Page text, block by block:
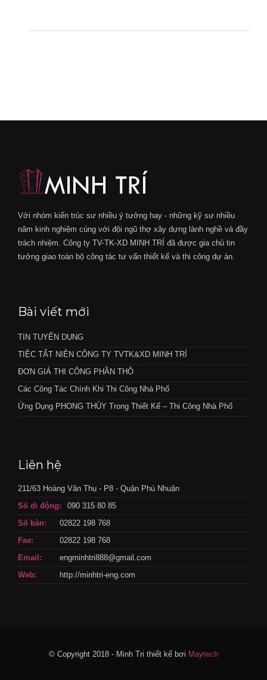
Với nhóm kiến trúc sư nhiều ý tưởng hay - những kỹ sư nhiều
năm kinh nghiệm cùng với đội ngũ thợ xây dựng lành nghề và đầy
trách nhiệm. Công ty TV-TK-XD MINH TRÍ đã được gia chủ tin
tưởng giao toàn bộ công tác tư vấn thiết kế và thi công dự án.
Bài viết mới
TIN TUYỂN DỤNG
TIỆC TẤT NIÊN CÔNG TY TVTK&XD MINH TRÍ
ĐƠN GIÁ THI CÔNG PHẦN THÔ
Các Công Tác Chính Khi Thi Công Nhà Phố
Ứng Dụng PHONG THỦY Trong Thiết Kế – Thi Công Nhà Phố
Liên hệ
211/63 Hoàng Văn Thụ - P8 - Quận Phú Nhuận
Số di động:
090 315 80 85
Số bàn:
02822 198 768
Fax:
02822 198 768
Email:
engminhtri888@gmail.com
Web:
http://minhtri-eng.com
© Copyright 2018 - Minh Tri thiết kế bơi Maytech